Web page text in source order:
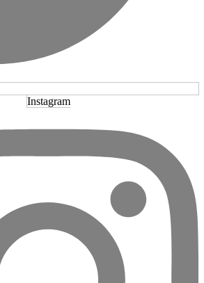
Instagram